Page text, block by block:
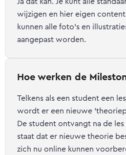
wijzigen en hier eigen
kunnen alle foto's en
aangepast worden.
Hoe werken de
Telkens als een student een
wordt er een nieuwe
De student ontvangt na de
staat dat er nieuwe theorie
zich nu online kunnen